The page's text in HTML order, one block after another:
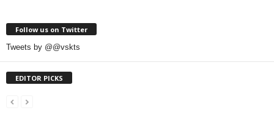
Follow us on Twitter
Tweets by @@vskts
EDITOR PICKS